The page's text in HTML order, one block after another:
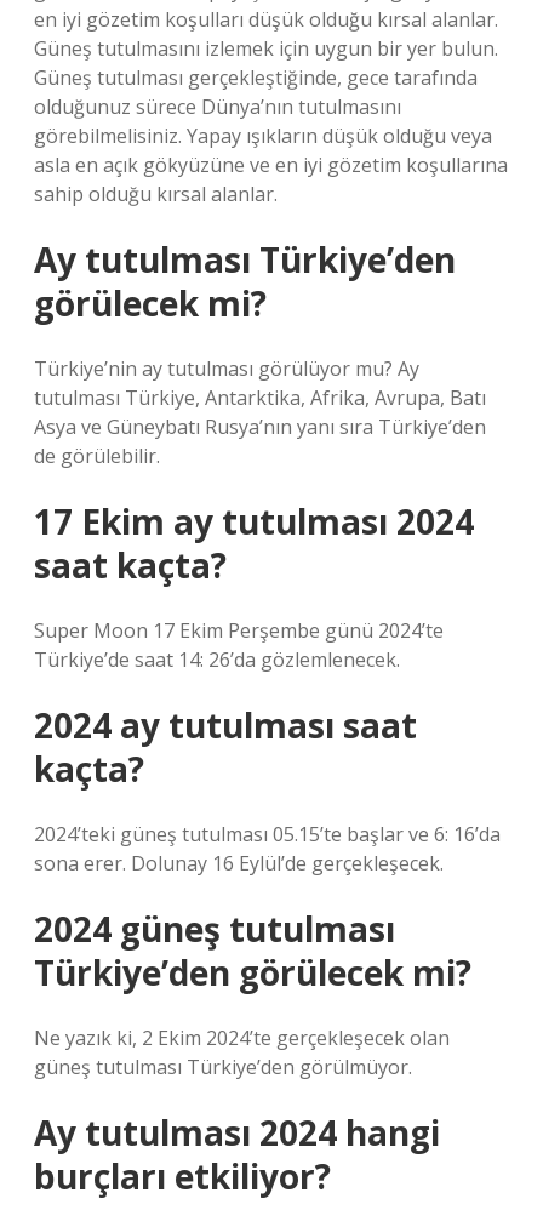
en iyi gözetim koşulları düşük olduğu kırsal alanlar.
Güneş tutulmasını izlemek için uygun bir yer bulun.
Güneş tutulması gerçekleştiğinde, gece tarafında
olduğunuz sürece Dünya’nın tutulmasını
görebilmelisiniz. Yapay ışıkların düşük olduğu veya
asla en açık gökyüzüne ve en iyi gözetim koşullarına
sahip olduğu kırsal alanlar.
Ay tutulması Türkiye’den
görülecek mi?
Türkiye’nin ay tutulması görülüyor mu? Ay
tutulması Türkiye, Antarktika, Afrika, Avrupa, Batı
Asya ve Güneybatı Rusya’nın yanı sıra Türkiye’den
de görülebilir.
17 Ekim ay tutulması 2024
saat kaçta?
Super Moon 17 Ekim Perşembe günü 2024’te
Türkiye’de saat 14: 26’da gözlemlenecek.
2024 ay tutulması saat
kaçta?
2024’teki güneş tutulması 05.15’te başlar ve 6: 16’da
sona erer. Dolunay 16 Eylül’de gerçekleşecek.
2024 güneş tutulması
Türkiye’den görülecek mi?
Ne yazık ki, 2 Ekim 2024’te gerçekleşecek olan
güneş tutulması Türkiye’den görülmüyor.
Ay tutulması 2024 hangi
burçları etkiliyor?